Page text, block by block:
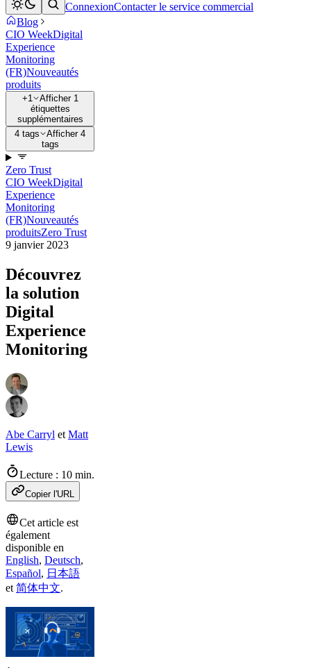
ConnexionContacter le service commercial
Blog
CIO WeekDigital
Experience
Monitoring
(FR)Nouveautés
produits
+1
Afficher 1
étiquettes
supplémentaires
4 tags
Afficher 4
tags
Zero Trust
CIO WeekDigital
Experience
Monitoring
(FR)Nouveautés
produitsZero Trust
9 janvier 2023
Découvrez
la solution
Digital
Experience
Monitoring
Abe Carryl et Matt
Lewis
Lecture : 10 min.
Copier l'URL
Cet article est
également
disponible en
English, Deutsch,
Español, 日本語
et 简体中文.